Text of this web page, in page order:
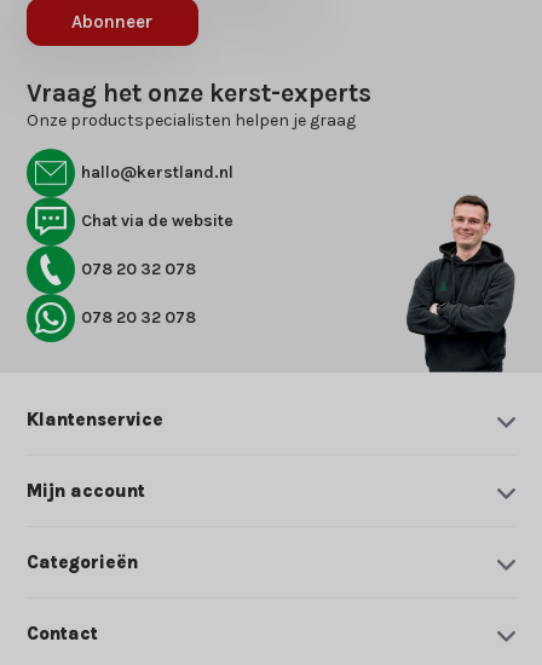
Abonneer
Vraag het onze kerst-experts
Onze productspecialisten helpen je graag
hallo@kerstland.nl
Chat via de website
078 20 32 078
078 20 32 078
Klantenservice
Mijn account
Categorieën
Contact